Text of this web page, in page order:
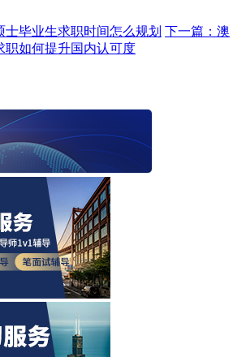
士毕业生求职时间怎么规划 下一篇：澳
职如何提升国内认可度